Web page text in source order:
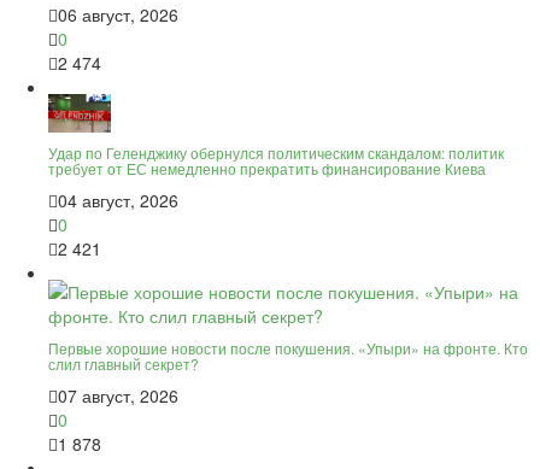
06 август, 2026
0
2 474
Удар по Геленджику обернулся политическим скандалом: политик
требует от ЕС немедленно прекратить финансирование Киева
04 август, 2026
0
2 421
Первые хорошие новости после покушения. «Упыри» на фронте. Кто
слил главный секрет?
07 август, 2026
0
1 878